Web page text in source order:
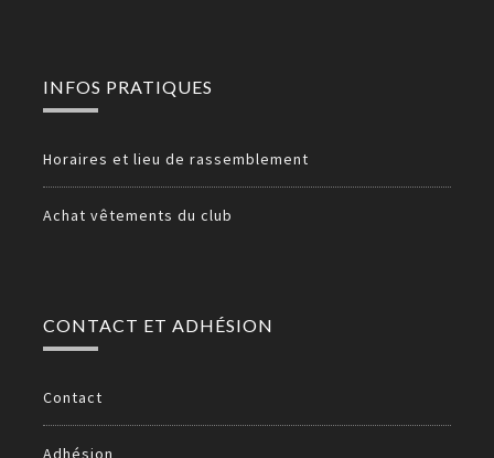
INFOS PRATIQUES
Horaires et lieu de rassemblement
Achat vêtements du club
CONTACT ET ADHÉSION
Contact
Adhésion